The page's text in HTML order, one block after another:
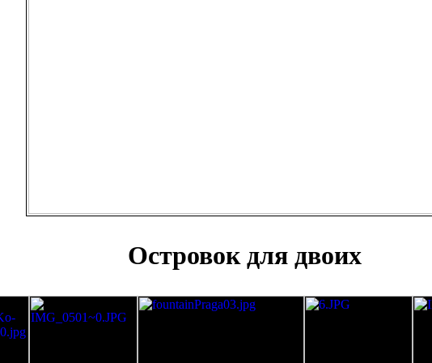
Островок для двоих